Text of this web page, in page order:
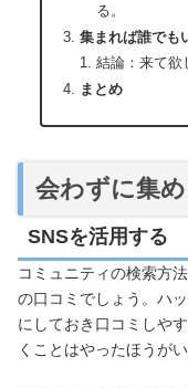
る。
集まれば誰でも
結論：来て欲
まとめ
会わずに集
SNSを活用する
コミュニティの検索方
の口コミでしょう。ハ
にしておき口コミしや
くことはやったほうが